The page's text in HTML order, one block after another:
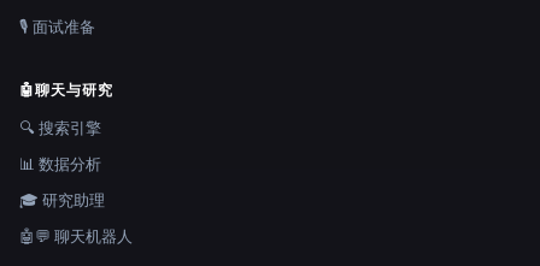
🎙️ 面试准备
🤖聊天与研究
🔍 搜索引擎
📊 数据分析
🎓 研究助理
🤖💬 聊天机器人